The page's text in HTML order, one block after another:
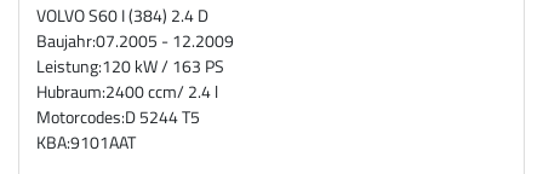
VOLVO S60 I (384) 2.4 D
Baujahr:07.2005 - 12.2009
Leistung:120 kW / 163 PS
Hubraum:2400 ccm/ 2.4 l
Motorcodes:D 5244 T5
KBA:9101AAT